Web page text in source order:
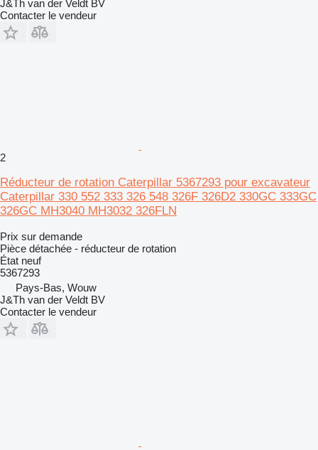
J&Th van der Veldt BV
Contacter le vendeur
2
Réducteur de rotation Caterpillar 5367293 pour excavateur
Caterpillar 330 552 333 326 548 326F 326D2 330GC 333GC
326GC MH3040 MH3032 326FLN
Prix sur demande
Pièce détachée - réducteur de rotation
État neuf
5367293
Pays-Bas, Wouw
J&Th van der Veldt BV
Contacter le vendeur